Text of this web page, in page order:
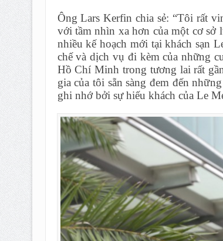
Ông Lars Kerfin chia sẻ: “Tôi rất
với tầm nhìn xa hơn của một cơ sở
nhiều kế hoạch mới tại khách sạn
chế và dịch vụ đi kèm của những
Hồ Chí Minh trong tương lai rất
gia của tôi sẵn sàng đem đến
ghi nhớ bởi sự hiếu khách của Le